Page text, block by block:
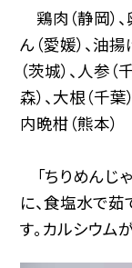
鶏肉（静岡）、
ん（愛媛）、油
（茨城）、人参（
森）、大根（千葉
内晩柑（熊本）
「ちりめんじ
に、食塩水で
す。カルシウム